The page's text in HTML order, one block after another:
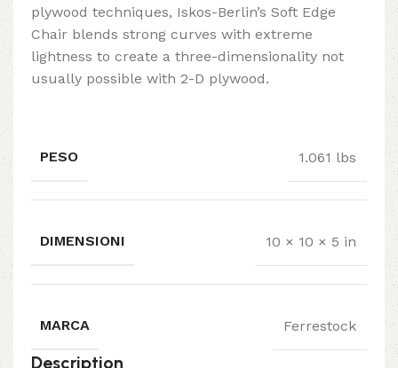
plywood techniques, Iskos-Berlin’s Soft Edge
Chair blends strong curves with extreme
lightness to create a three-dimensionality not
usually possible with 2-D plywood.
PESO 1.061 lbs
DIMENSIONI 10 × 10 × 5 in
MARCA Ferrestock
Description